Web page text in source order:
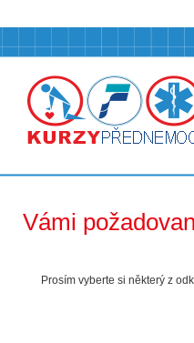
Vámi
Prosím vyberte si některý z